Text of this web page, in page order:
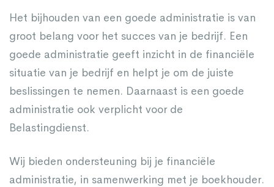
Het bijhouden van een goede administratie is van
groot belang voor het succes van je bedrijf. Een
goede administratie geeft inzicht in de financiële
situatie van je bedrijf en helpt je om de juiste
beslissingen te nemen. Daarnaast is een goede
administratie ook verplicht voor de
Belastingdienst.
Wij bieden ondersteuning bij je financiële
administratie, in samenwerking met je boekhouder.